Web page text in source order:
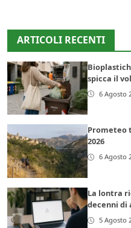
ARTICOLI RECENTI
spicca il
6 Agosto
Prometeo
2026
6 Agosto
La lontra
decenni di
5 Agosto